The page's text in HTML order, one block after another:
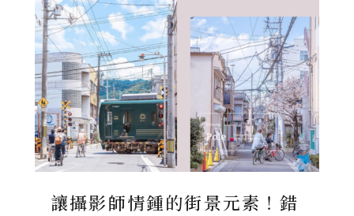
讓攝影師情鍾的街景元素！錯